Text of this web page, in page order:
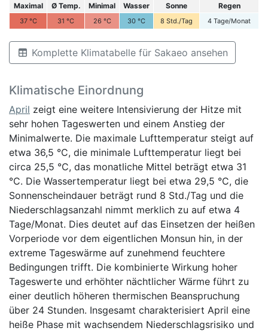
Maximal Ø Temp. Minimal Wasser Sonne Regen
37 °C 31 °C 26 °C 30 °C 8 Std./Tag 4 Tage/Monat
Komplette Klimatabelle für Sakaeo ansehen
Klimatische Einordnung
April zeigt eine weitere Intensivierung der Hitze mit
sehr hohen Tageswerten und einem Anstieg der
Minimalwerte. Die maximale Lufttemperatur steigt auf
etwa 36,5 °C, die minimale Lufttemperatur liegt bei
circa 25,5 °C, das monatliche Mittel beträgt etwa 31
°C. Die Wassertemperatur liegt bei etwa 29,5 °C, die
Sonnenscheindauer beträgt rund 8 Std./Tag und die
Niederschlagsanzahl nimmt merklich zu auf etwa 4
Tage/Monat. Dies deutet auf das Einsetzen der heißen
Vorperiode vor dem eigentlichen Monsun hin, in der
extreme Tageswärme auf zunehmend feuchtere
Bedingungen trifft. Die kombinierte Wirkung hoher
Tageswerte und erhöhter nächtlicher Wärme führt zu
einer deutlich höheren thermischen Beanspruchung
über 24 Stunden. Insgesamt charakterisiert April eine
heiße Phase mit wachsendem Niederschlagsrisiko und